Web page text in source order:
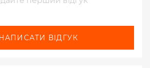
НАПИСАТИ ВІДГУК